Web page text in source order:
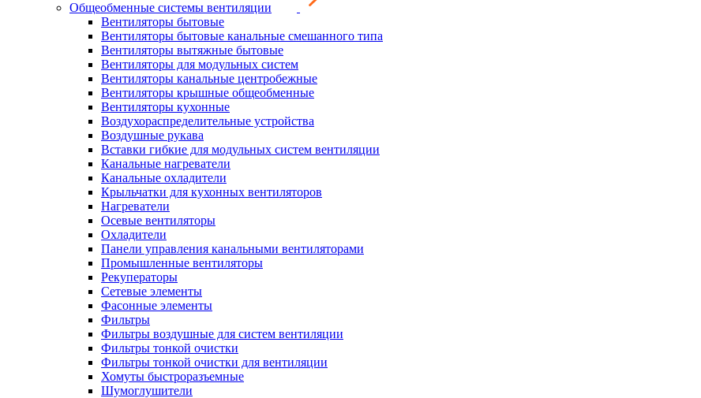
Общеобменные системы вентиляции
Вентиляторы бытовые
Вентиляторы бытовые канальные смешанного типа
Вентиляторы вытяжные бытовые
Вентиляторы для модульных систем
Вентиляторы канальные центробежные
Вентиляторы крышные общеобменные
Вентиляторы кухонные
Воздухораспределительные устройства
Воздушные рукава
Вставки гибкие для модульных систем вентиляции
Канальные нагреватели
Канальные охладители
Крыльчатки для кухонных вентиляторов
Нагреватели
Осевые вентиляторы
Охладители
Панели управления канальными вентиляторами
Промышленные вентиляторы
Рекуператоры
Сетевые элементы
Фасонные элементы
Фильтры
Фильтры воздушные для систем вентиляции
Фильтры тонкой очистки
Фильтры тонкой очистки для вентиляции
Хомуты быстроразъемные
Шумоглушители